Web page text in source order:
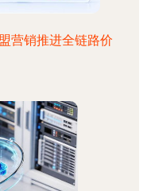
营销推进全链路价